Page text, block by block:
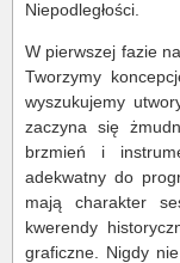
Niepodległości.
W pierwszej fazie
Tworzymy
wyszukujemy
zaczyna się
brzmień i
adekwatny do
mają charakter
kwerendy
graficzne. Nigdy